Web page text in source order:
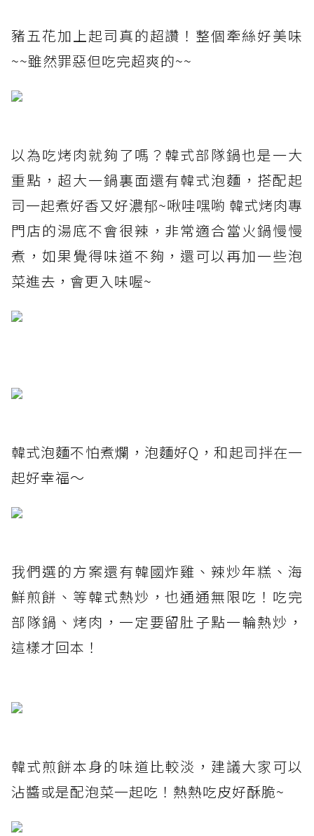
豬五花加上起司真的超讚！整個牽絲好美味
~~雖然罪惡但吃完超爽的~~
以為吃烤肉就夠了嗎？韓式部隊鍋也是一大
重點，超大一鍋裏面還有韓式泡麵，搭配起
司一起煮好香又好濃郁~啾哇嘿喲 韓式烤肉專
門店的湯底不會很辣，非常適合當火鍋慢慢
煮，如果覺得味道不夠，還可以再加一些泡
菜進去，會更入味喔~
韓式泡麵不怕煮爛，泡麵好Q，和起司拌在一
起好幸福～
我們選的方案還有韓國炸雞、辣炒年糕、海
鮮煎餅、等韓式熱炒，也通通無限吃！吃完
部隊鍋、烤肉，一定要留肚子點一輪熱炒，
這樣才回本！
韓式煎餅本身的味道比較淡，建議大家可以
沾醬或是配泡菜一起吃！熱熱吃皮好酥脆~